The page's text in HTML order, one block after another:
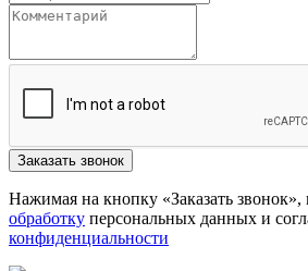
Нажимая на кнопку «Заказать звонок»,
обработку персональных данных и
конфиденциальности